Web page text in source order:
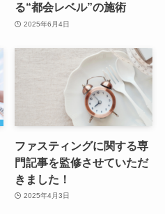
る“都会レベル”の施術
2025年6月4日
ファスティングに関する専
門記事を監修させていただ
きました！
2025年4月3日